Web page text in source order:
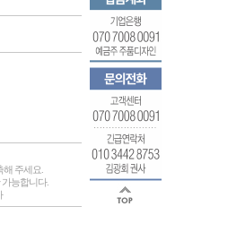
주세요.
능합니다.